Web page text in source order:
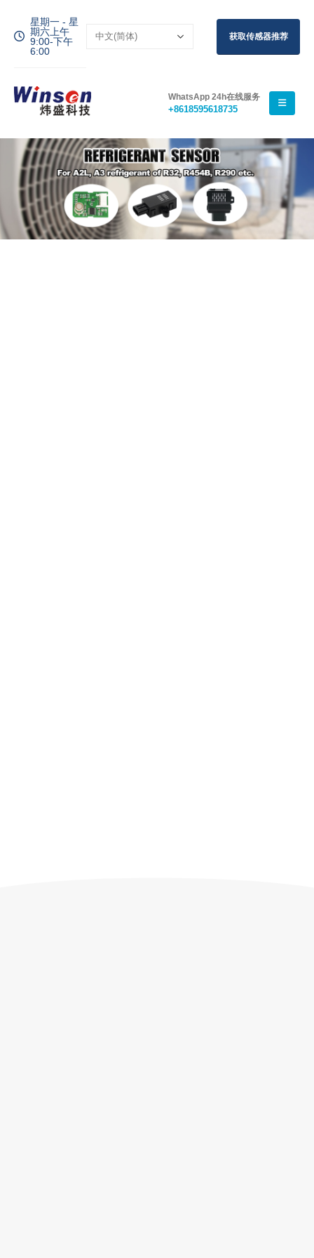
星期一 - 星
期六上午
9:00-下午
6:00
获取传感器推荐
WhatsApp 24h在线服务
+8618595618735